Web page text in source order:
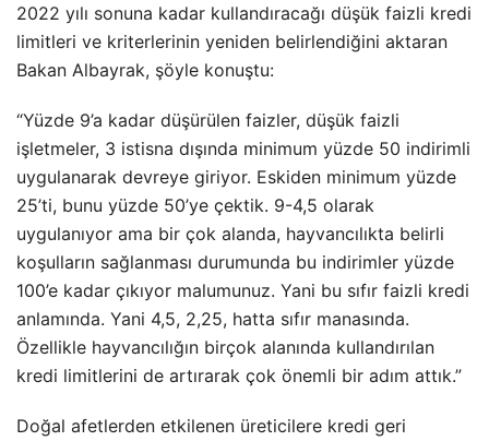
2022 yılı sonuna kadar kullandıracağı düşük faizli kredi
limitleri ve kriterlerinin yeniden belirlendiğini aktaran
Bakan Albayrak, şöyle konuştu:
“Yüzde 9’a kadar düşürülen faizler, düşük faizli
işletmeler, 3 istisna dışında minimum yüzde 50 indirimli
uygulanarak devreye giriyor. Eskiden minimum yüzde
25’ti, bunu yüzde 50’ye çektik. 9-4,5 olarak
uygulanıyor ama bir çok alanda, hayvancılıkta belirli
koşulların sağlanması durumunda bu indirimler yüzde
100’e kadar çıkıyor malumunuz. Yani bu sıfır faizli kredi
anlamında. Yani 4,5, 2,25, hatta sıfır manasında.
Özellikle hayvancılığın birçok alanında kullandırılan
kredi limitlerini de artırarak çok önemli bir adım attık.”
Doğal afetlerden etkilenen üreticilere kredi geri